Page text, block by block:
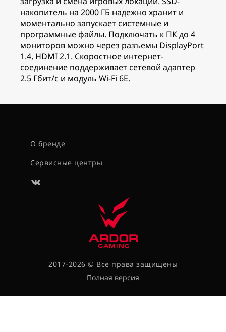
накопитель на 2000 ГБ надежно хранит и
моментально запускает системные и
программные файлы. Подключать к ПК до 4
мониторов можно через разъемы DisplayPort
1.4, HDMI 2.1. Скоростное интернет-
соединение поддерживает сетевой адаптер
2.5 Гбит/с и модуль Wi-Fi 6E.
О бренде
Сервисные центры
2017-2026 © Все права защищены
Полная версия